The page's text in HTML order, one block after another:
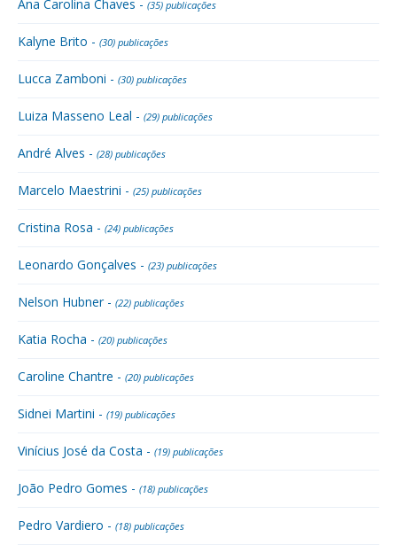
Ana Carolina Chaves - (35) publicações
Kalyne Brito - (30) publicações
Lucca Zamboni - (30) publicações
Luiza Masseno Leal - (29) publicações
André Alves - (28) publicações
Marcelo Maestrini - (25) publicações
Cristina Rosa - (24) publicações
Leonardo Gonçalves - (23) publicações
Nelson Hubner - (22) publicações
Katia Rocha - (20) publicações
Caroline Chantre - (20) publicações
Sidnei Martini - (19) publicações
Vinícius José da Costa - (19) publicações
João Pedro Gomes - (18) publicações
Pedro Vardiero - (18) publicações